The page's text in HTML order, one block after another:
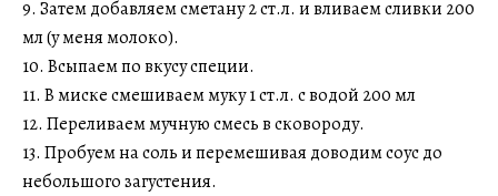
9. Затем добавляем сметану 2 ст.л. и вливаем сливки 200
мл (у меня молоко).
10. Всыпаем по вкусу специи.
11. В миске смешиваем муку 1 ст.л. с водой 200 мл
12. Переливаем мучную смесь в сковороду.
13. Пробуем на соль и перемешивая доводим соус до
небольшого загустения.